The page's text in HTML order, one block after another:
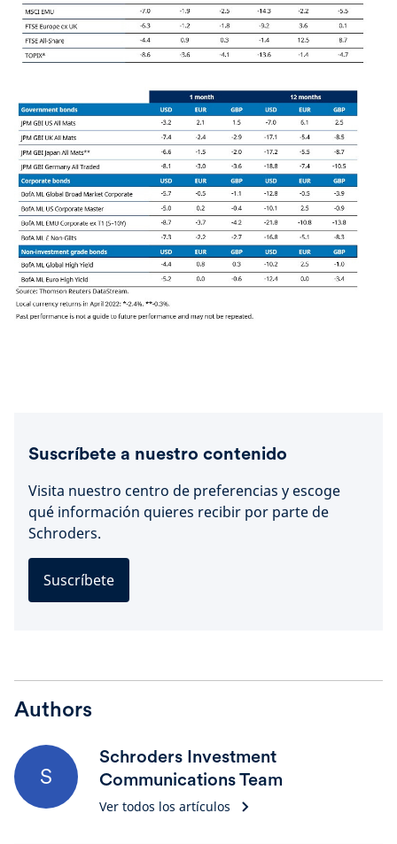
Suscríbete a nuestro contenido
Visita nuestro centro de preferencias y escoge
qué información quieres recibir por parte de
Schroders.
Suscríbete
Authors
S
Schroders Investment
Communications Team
Ver todos los artículos